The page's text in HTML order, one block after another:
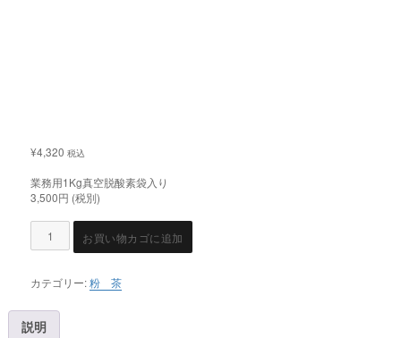
¥4,320 税込
業務用1Kg真空脱酸素袋入り
3,500円 (税別)
お買い物カゴに追加
カテゴリー:粉 茶
説明